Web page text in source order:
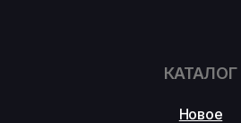
Новое
КАТАЛОГ